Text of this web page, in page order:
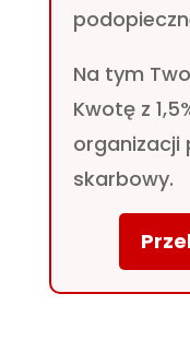
Na tym
Kwotę z
organizacji
skarbowy.